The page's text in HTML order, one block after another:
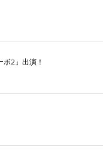
2」出演！